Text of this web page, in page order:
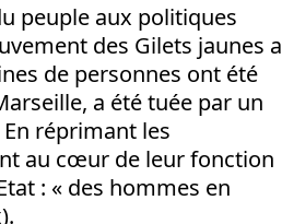
peuple aux politiques
des Gilets jaunes a
de personnes ont été
a été tuée par un
réprimant les
au cœur de leur fonction
: « des hommes en